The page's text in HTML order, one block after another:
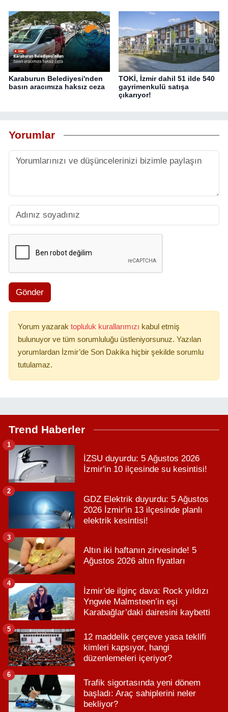
Karaburun Belediyesi'nden
basın aracımıza haksız ceza
TOKİ, İzmir dahil 51 ilde 540
gayrimenkulü satışa
çıkarıyor!
Yorumlar
Gönder
Yorum yazarak topluluk kurallarımızı kabul etmiş
bulunuyor ve tüm sorumluluğu üstleniyorsunuz. Yazılan
yorumlardan İzmir’de Son Dakika hiçbir şekilde sorumlu
tutulamaz.
Trend Haberler
İZSU duyurdu: 5 Ağustos 2026
İzmir'in 10 ilçesinde su kesintisi!
1
GDZ Elektrik duyurdu: 5 Ağustos
2026 İzmir'in 13 ilçesinde planlı
elektrik kesintisi!
2
Altın iki haftanın zirvesinde! 5
Ağustos 2026 altın fiyatları
3
İzmir’de ilginç dava: Rock yıldızı
Yngwie Malmsteen’in eşi
Karabağlar’daki dairesini kaybetti
4
12 maddelik çerçeve yasa teklifi
kimleri kapsıyor, hangi
düzenlemeleri içeriyor?
5
Trafik sigortasında yeni dönem
başladı: Araç sahiplerini neler
bekliyor?
6